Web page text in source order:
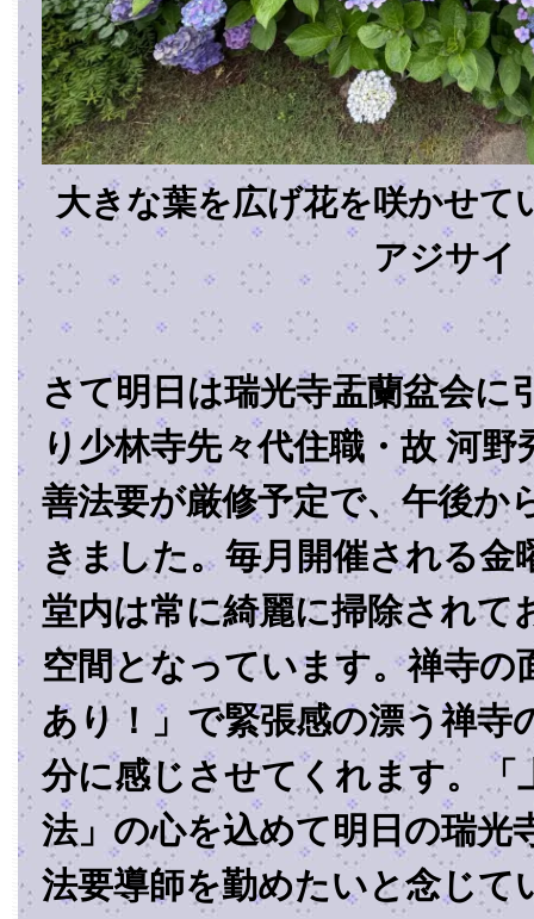
大きな葉を広げ花を咲かせ
アジサイ
さて明日は瑞光寺盂蘭盆会に
り少林寺先々代住職・故 河
善法要が厳修予定で、午後か
きました。毎月開催される金
堂内は常に綺麗に掃除されて
空間となっています。禅寺の
あり！」で緊張感の漂う禅寺
分に感じさせてくれます。「
法」の心を込めて明日の瑞光
法要導師を勤めたいと念じて